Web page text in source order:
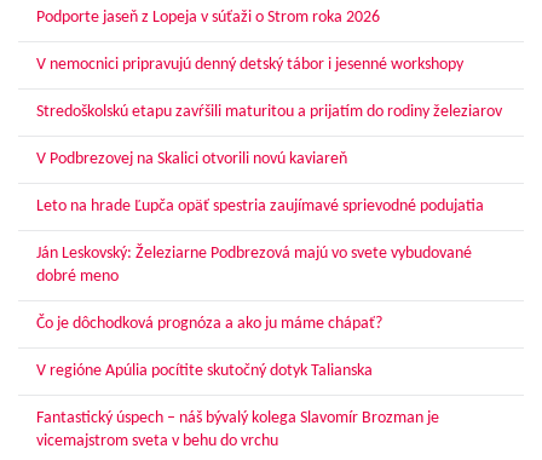
Podporte jaseň z Lopeja v súťaži o Strom roka 2026
V nemocnici pripravujú denný detský tábor i jesenné workshopy
Stredoškolskú etapu zavŕšili maturitou a prijatím do rodiny železiarov
V Podbrezovej na Skalici otvorili novú kaviareň
Leto na hrade Ľupča opäť spestria zaujímavé sprievodné podujatia
Ján Leskovský: Železiarne Podbrezová majú vo svete vybudované
dobré meno
Čo je dôchodková prognóza a ako ju máme chápať?
V regióne Apúlia pocítite skutočný dotyk Talianska
Fantastický úspech – náš bývalý kolega Slavomír Brozman je
vicemajstrom sveta v behu do vrchu